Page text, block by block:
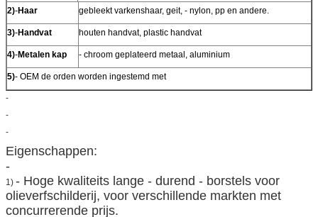
2)-Haar gebleekt varkenshaar, geit, - nylon, pp en andere.
3)-Handvat houten handvat, plastic handvat
4)-Metalen kap - chroom geplateerd metaal, aluminium
5)- OEM de orden worden ingestemd met
-
-
-
Eigenschappen:
-
1) - Hoge kwaliteits lange - durend - borstels voor
olieverfschilderij, voor verschillende markten met
concurrerende prijs.